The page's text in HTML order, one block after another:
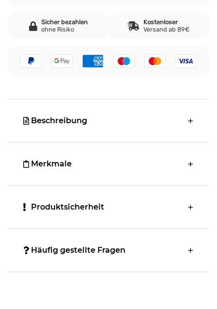
Sicher bezahlen
ohne Risiko
Kostenloser
Versand ab 89€
Beschreibung
Merkmale
Produktsicherheit
Häufig gestellte Fragen